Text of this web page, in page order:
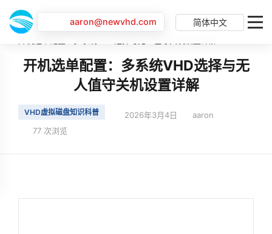
aaron@newvhd.com 简体中文
首页
最新动态
开机选单配置：多系统VHD选择与无
人值守关机设置详解
VHD虚拟磁盘知识科普 2026年3月4日
aaron
77 次浏览